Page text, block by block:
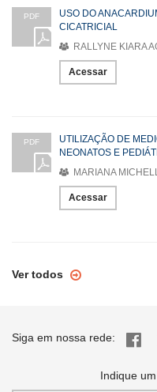
PDF
USO DO
CICATRICIAL
RALLYNE KIARA
Acessar
PDF
UTILIZAÇÃO DE
NEONATOS E
MARIANA
Acessar
Ver todos
Siga em nossa rede:
Indique